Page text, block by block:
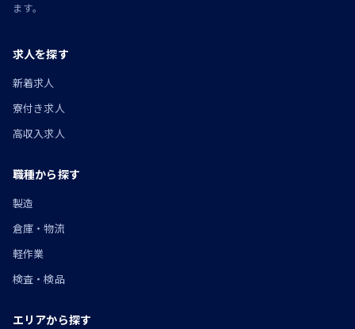
ます。
求人を探す
新着求人
寮付き求人
高収入求人
職種から探す
製造
倉庫・物流
軽作業
検査・検品
エリアから探す